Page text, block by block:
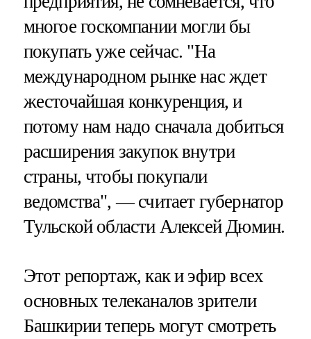
многое госкомпании могли бы
покупать уже сейчас. "На
международном рынке нас ждет
жесточайшая конкуренция, и
потому нам надо сначала добиться
расширения закупок внутри
страны, чтобы покупали
ведомства", — считает губернатор
Тульской области Алексей Дюмин.
Этот репортаж, как и эфир всех
основных телеканалов зрители
Башкирии теперь могут смотреть